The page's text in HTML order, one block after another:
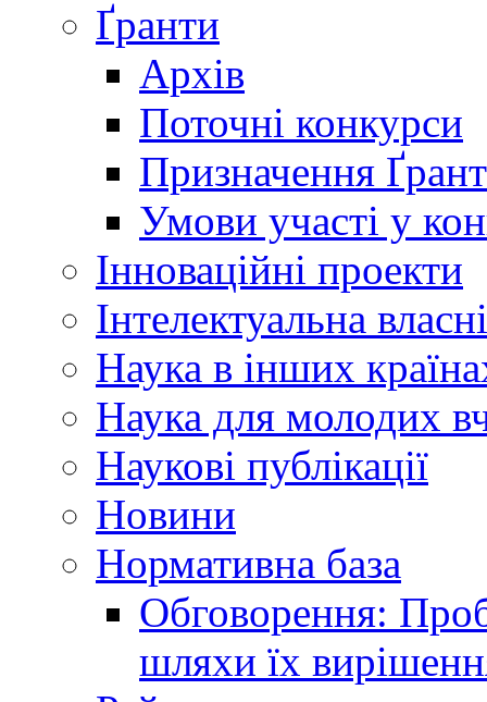
Ґранти
Архів
Поточні конкурси
Призначення
Умови участі у
Інноваційні проекти
Інтелектуальна
Наука в інших
Наука для молодих
Наукові публікації
Новини
Нормативна база
Обговорення:
шляхи їх